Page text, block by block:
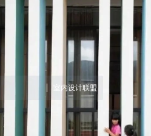
室内设计联盟